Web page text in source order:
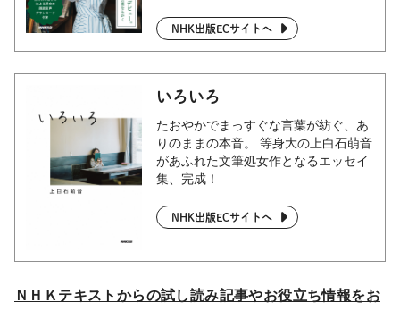
NHK出版ECサイトへ
いろいろ
たおやかでまっすぐな言葉が紡ぐ、あ
りのままの本音。 等身大の上白石萌音
があふれた文筆処女作となるエッセイ
集、完成！
NHK出版ECサイトへ
ＮＨＫテキストからの試し読み記事やお役立ち情報をお